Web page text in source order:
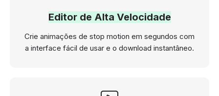
Editor de Alta Velocidade
Crie animações de stop motion em segundos com
a interface fácil de usar e o download instantâneo.